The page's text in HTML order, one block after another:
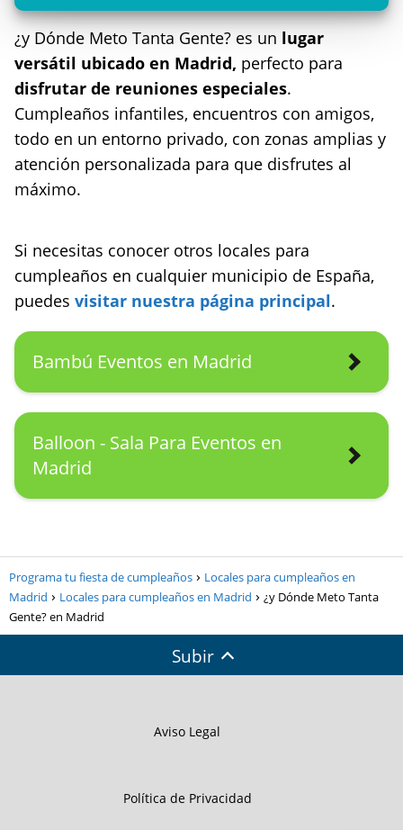
¿y Dónde Meto Tanta Gente? es un lugar
versátil ubicado en Madrid, perfecto para
disfrutar de reuniones especiales.
Cumpleaños infantiles, encuentros con amigos,
todo en un entorno privado, con zonas amplias y
atención personalizada para que disfrutes al
máximo.
Si necesitas conocer otros locales para
cumpleaños en cualquier municipio de España,
puedes visitar nuestra página principal.
Bambú Eventos en Madrid
Balloon - Sala Para Eventos en
Madrid
Programa tu fiesta de cumpleaños
Locales para cumpleaños en
Madrid
Locales para cumpleaños en Madrid
¿y Dónde Meto Tanta
Gente? en Madrid
Subir
Aviso Legal
Política de Privacidad